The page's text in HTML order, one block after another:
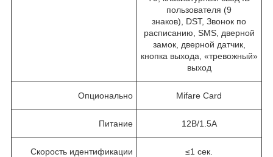
пользователя (9
знаков), DST, Звонок по
расписанию, SMS, дверной
замок, дверной датчик,
кнопка выхода, «тревожный»
выход
Опционально Mifare Card
Питание 12В/1.5A
Скорость идентификации ≤1 сек.